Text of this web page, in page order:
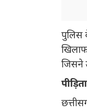
पुलिस
जिसने